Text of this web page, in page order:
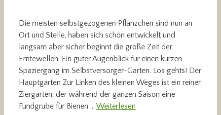
Die meisten selbstgezogenen Pflänzchen sind nun an
Ort und Stelle, haben sich schön entwickelt und
langsam aber sicher beginnt die große Zeit der
Erntewellen. Ein guter Augenblick für einen kurzen
Spaziergang im Selbstversorger-Garten. Los gehts! Der
Hauptgarten Zur Linken des kleinen Weges ist ein reiner
Ziergarten, der während der ganzen Saison eine
Fundgrube für Bienen … Weiterlesen